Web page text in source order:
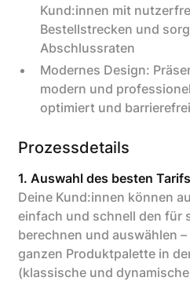
Kund:innen mit
Bestellstrecken und
Abschlussraten
Modernes Design:
modern und
optimiert und barrierefrei
Prozessdetails
1. Auswahl des besten Tarifs
Deine Kund:innen können
einfach und schnell den für
berechnen und auswählen
ganzen Produktpalette in
(klassische und